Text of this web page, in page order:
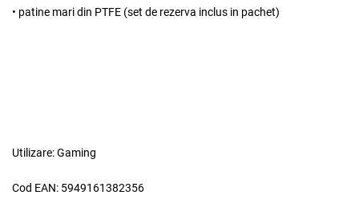
• patine mari din PTFE (set de rezerva inclus in pachet)
Utilizare:Gaming
Cod EAN: 5949161382356